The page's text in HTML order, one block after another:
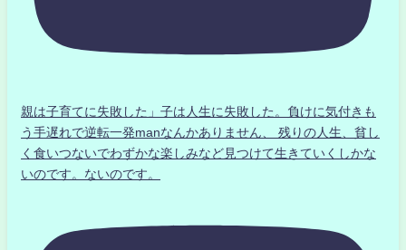
親は子育てに失敗した」子は人生に失敗した。負けに気付きも
う手遅れで逆転一発manなんかありません、 残りの人生、貧し
く食いつないでわずかな楽しみなど見つけて生きていくしかな
いのです。ないのです。